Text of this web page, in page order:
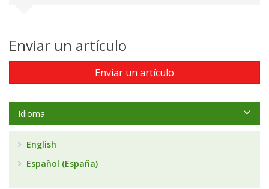
Enviar un artículo
Enviar un artículo
Idioma
English
Español (España)